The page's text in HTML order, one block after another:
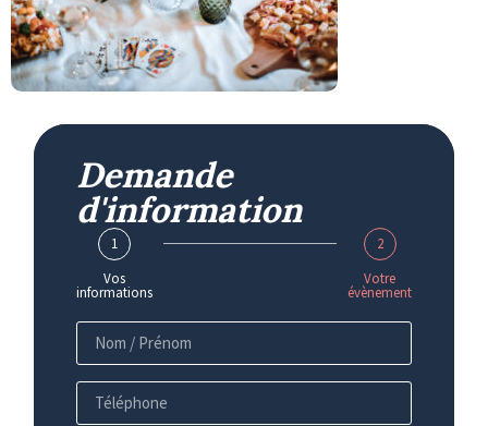
Demande
d'information
1
Vos
informations
2
Votre
évènement